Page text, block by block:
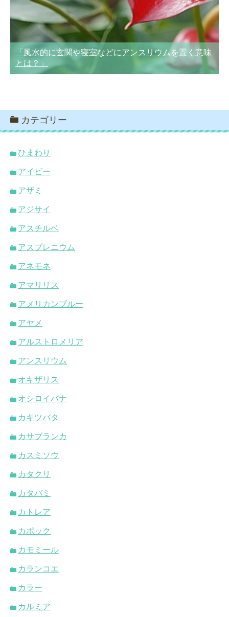
「風水的に玄関や寝室などにアンスリウムを置く意味
とは？」
カテゴリー
ひまわり
アイビー
アザミ
アジサイ
アスチルベ
アスプレニウム
アネモネ
アマリリス
アメリカンブルー
アヤメ
アルストロメリア
アンスリウム
オキザリス
オシロイバナ
カキツバタ
カサブランカ
カスミソウ
カタクリ
カタバミ
カトレア
カポック
カモミール
カランコエ
カラー
カルミア